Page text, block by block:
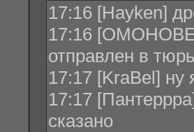
17:16 [Hayken]
17:16
отправлен в
17:17 [KraBel] ну
17:17
сказано